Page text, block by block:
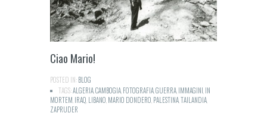
Ciao Mario!
POSTED IN:BLOG
TAGS:ALGERIACAMBOGIA FOTOGRAFIAGUERRA IMMAGINI IN
MORTEM IRAQ LIBANO MARIO DONDERO PALESTINATAILANDIA
ZAPRUDER